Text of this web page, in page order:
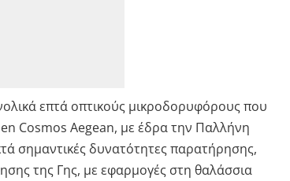
επτά οπτικούς μικροδορυφόρους που
Cosmos Aegean, με έδρα την Παλλήνη
σημαντικές δυνατότητες παρατήρησης,
της Γης, με εφαρμογές στη θαλάσσια